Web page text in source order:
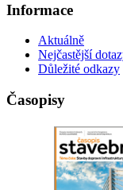
Informace
Aktuálně
Nejčastější
Důležité odkazy
Časopisy